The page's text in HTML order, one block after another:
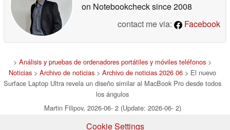
on Notebookchecksince 2008
contact me via:
Facebook
> Análisis y pruebas de ordenadores portátiles y móviles teléfonos >
Noticias > Archivo de noticias > Archivo de noticias 2026 06 > El nuevo
Surface Laptop Ultra revela un diseño similar al MacBook Pro desde todos
los ángulos
Martin Filipov, 2026-06- 2 (Update: 2026-06- 2)
Cookie Settings